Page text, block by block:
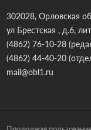
302028, Орловская
ул Брестская , д.6,
(4862) 76-10-28
(4862) 44-40-20
mail@obl1.ru